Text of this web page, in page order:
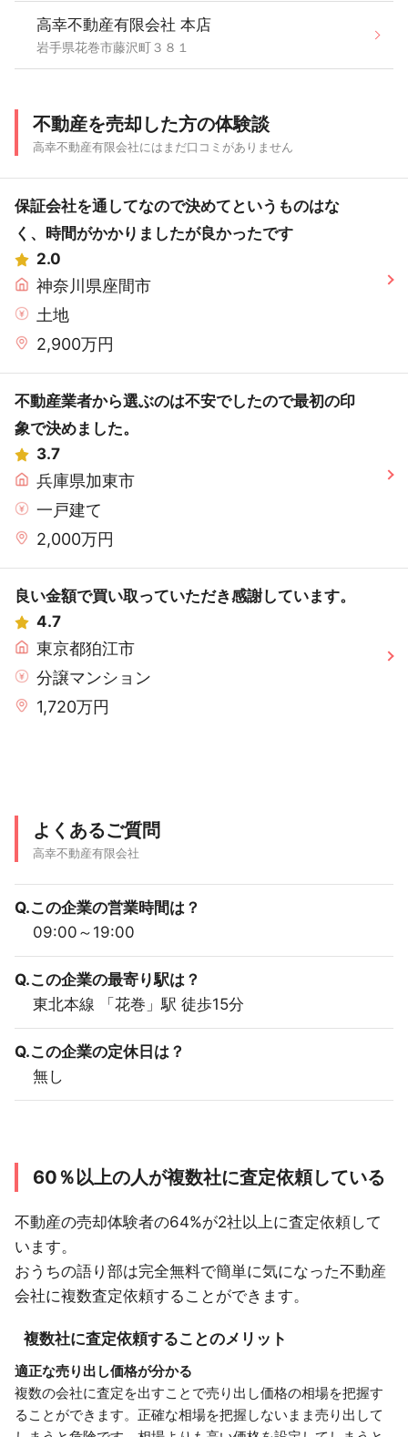
高幸不動産有限会社 本店
岩手県花巻市藤沢町３８１
不動産を売却した方の体験談
高幸不動産有限会社にはまだ口コミがありません
保証会社を通してなので決めてというものはな
く、時間がかかりましたが良かったです
2.0
神奈川県座間市
土地
2,900万円
不動産業者から選ぶのは不安でしたので最初の印
象で決めました。
3.7
兵庫県加東市
一戸建て
2,000万円
良い金額で買い取っていただき感謝しています。
4.7
東京都狛江市
分譲マンション
1,720万円
よくあるご質問
高幸不動産有限会社
Q.この企業の営業時間は？
09:00～19:00
Q.この企業の最寄り駅は？
東北本線 「花巻」駅 徒歩15分
Q.この企業の定休日は？
無し
60％以上の人が複数社に査定依頼している
不動産の売却体験者の64%が2社以上に査定依頼して
います。
おうちの語り部は完全無料で簡単に気になった不動産
会社に複数査定依頼することができます。
複数社に査定依頼することのメリット
適正な売り出し価格が分かる
複数の会社に査定を出すことで売り出し価格の相場を把握す
ることができます。正確な相場を把握しないまま売り出して